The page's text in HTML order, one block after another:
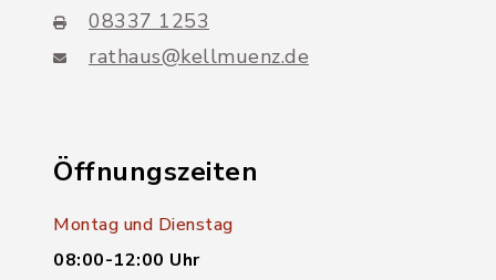
08337 1253
rathaus@kellmuenz.de
Öffnungszeiten
Montag und Dienstag
08:00-12:00 Uhr